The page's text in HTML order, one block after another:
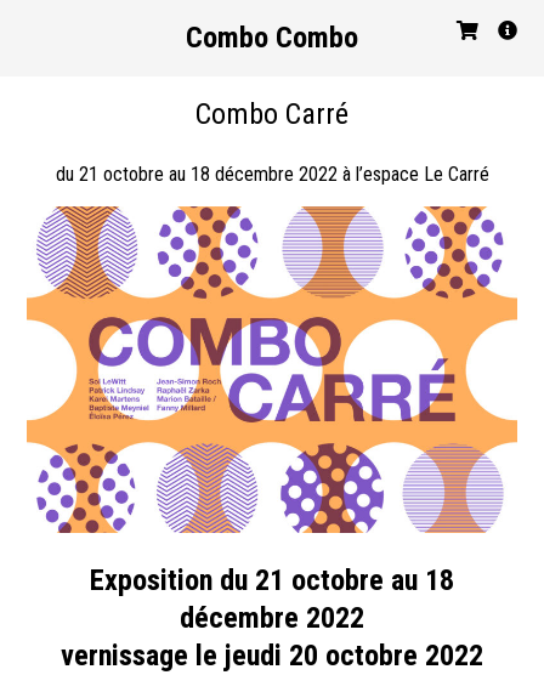
Combo Combo
Combo Carré
du 21 octobre au 18 décembre 2022 à l’espace Le Carré
Exposition du 21 octobre au 18
décembre 2022
vernissage le jeudi 20 octobre 2022